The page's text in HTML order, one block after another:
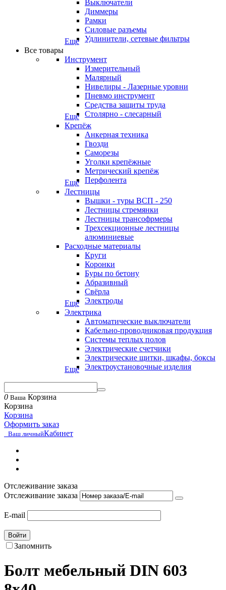
Выключатели
Диммеры
Рамки
Силовые разъемы
Удлинители, сетевые фильтры
Еще
Все товары
Инструмент
Измерительный
Малярный
Нивелиры - Лазерные уровни
Пневмо инструмент
Средства защиты труда
Столярно - слесарный
Еще
Крепёж
Анкерная техника
Гвозди
Саморезы
Уголки крепёжные
Метрический крепёж
Перфолента
Еще
Лестницы
Вышки - туры ВСП - 250
Лестницы стремянки
Лестницы трансофрмеры
Трехсекционные лестницы
алюминиевые
Расходные материалы
Круги
Коронки
Буры по бетону
Абразивный
Свёрла
Электроды
Еще
Электрика
Автоматические выключатели
Кабельно-проводниковая продукция
Системы теплых полов
Электрические счетчики
Электрические щитки, шкафы, боксы
Электроустановочные изделия
Еще
0 Ваша Корзина
Корзина
Корзина
Оформить заказ
Ваш личныйКабинет
Отслеживание заказа
Отслеживание заказа
E-mail
Войти
Запомнить
Болт мебельный DIN 603